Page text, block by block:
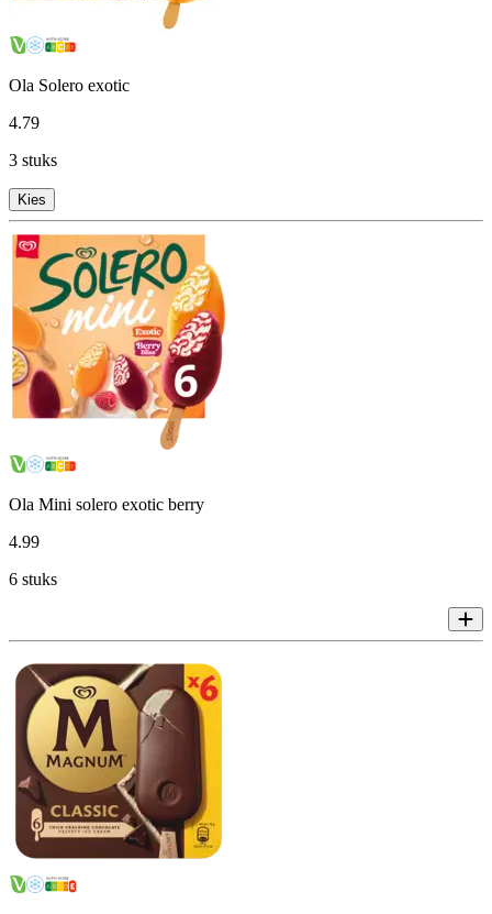
Ola Solero exotic
4.79
3 stuks
Kies
Ola Mini solero exotic berry
4.99
6 stuks